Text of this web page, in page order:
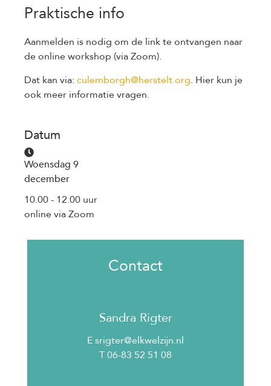
Praktische info
Aanmelden is nodig om de link te ontvangen naar
de online workshop (via Zoom).
Dat kan via: culemborgh@herstelt.org. Hier kun je
ook meer informatie vragen.
Datum
Woensdag 9
december
10.00 - 12.00 uur
online via Zoom
Contact
Sandra Rigter
E srigter@elkwelzijn.nl
T 06-83 52 51 08